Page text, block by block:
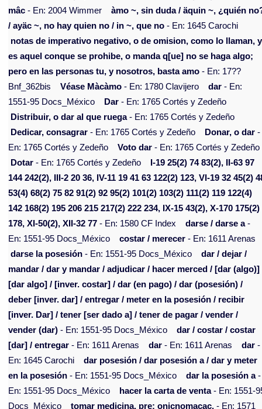
mâc - En: 2004 Wimmer
àmo ~, sin duda / äquin ~, ¿quién
/ ayäc ~, no hay quien no / in ~, que no - En: 1645 Carochi
notas de imperativo negativo, o de omision, como lo llaman, y
es aquel conque se prohibe, o manda q[ue] no se haga algo;
pero en las personas tu, y nosotros, basta amo - En: 17??
Bnf_362bis
Véase Màcàmo - En: 1780 Clavijero dar - En:
1551-95 Docs_México
Dar - En: 1765 Cortés y Zedeño
Distribuir, o dar al que ruega- En: 1765 Cortés y Zedeño
Dedicar, consagrar - En: 1765 Cortés y Zedeño Donar, o dar -
En: 1765 Cortés y Zedeño
Voto dar - En: 1765 Cortés y Zedeño
Dotar - En: 1765 Cortés y Zedeño
I-19 25(2) 74 83(2), II-63 97
144 242(2), III-2 20 36, IV-11 19 41 63 122(2) 123, VI-19 32 45(2)
53(4) 68(2) 75 82 91(2) 92 95(2) 101(2) 103(2) 111(2) 119 122(4)
142 168(2) 195 206 215 217(2) 222 234, IX-15 43(2), X-170 175(2)
178, XI-50(2), XII-32 77 - En: 1580 CF Index darse / darse a-
En: 1551-95 Docs_México
costar / merecer - En: 1611 Arenas
darse la posesión - En: 1551-95 Docs_México
dar / dejar /
mandar / dar y mandar / adjudicar / hacer merced / [dar (algo)]
[dar algo] / [inver. costar] / dar (en pago) / dar (posesión) /
deber [inver. dar] / entregar / meter en la posesión / recibir
[inver. Dar] / tener [ser dado a] / tener de pagar / vender /
vender (dar) - En: 1551-95 Docs_México
dar / costar / costar
[dar] / entregar - En: 1611 Arenas dar - En: 1611 Arenas dar -
En: 1645 Carochi
dar posesión / dar posesión a / dar y meter
en la posesión - En: 1551-95 Docs_México dar la posesión a-
En: 1551-95 Docs_México
hacer la carta de venta- En: 1551-
Docs_México
tomar medicina. pre: onicnomacac. - En: 1571